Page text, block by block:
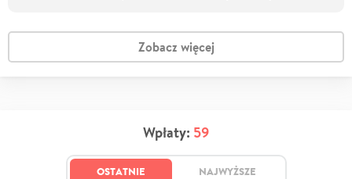
Zobacz więcej
Wpłaty: 59
OSTATNIE NAJWYŻSZE